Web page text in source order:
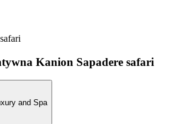
Kanion Sapadere safari
and Spa